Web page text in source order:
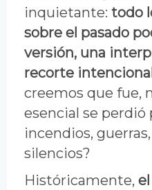
inquietante: todo
sobre el pasado
versión, una
recorte
creemos que fue,
esencial se perdió
incendios,
silencios?
Históricamente,